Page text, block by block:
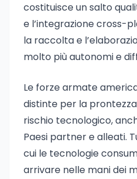
costituisce un salto
e l’integrazione cross-
la raccolta e
molto più autonomi e
Le forze armate
distinte per la
rischio tecnologico,
Paesi partner e alleati.
cui le tecnologie
arrivare nelle mani dei